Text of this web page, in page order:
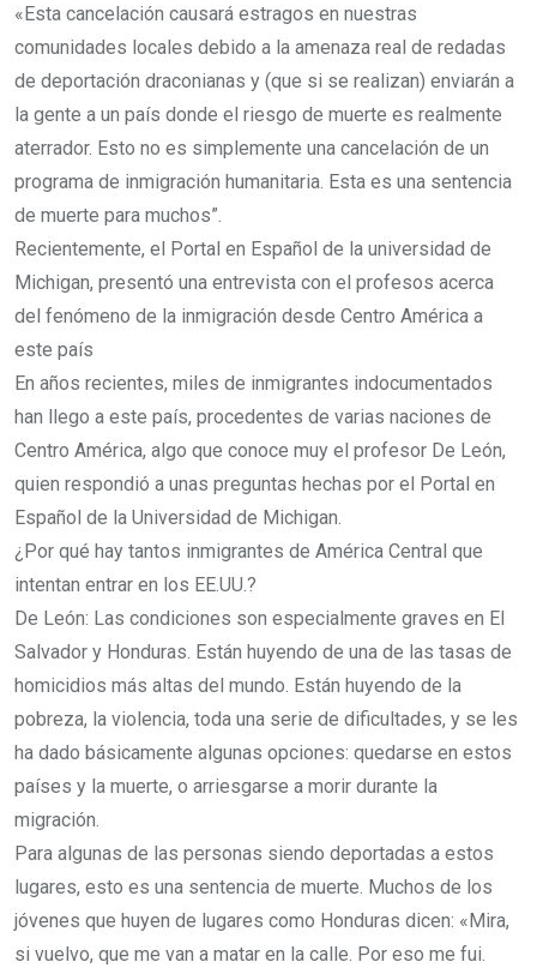
«Esta cancelación causará estragos en nuestras
comunidades locales debido a la amenaza real de redadas
de deportación draconianas y (que si se realizan) enviarán a
la gente a un país donde el riesgo de muerte es realmente
aterrador. Esto no es simplemente una cancelación de un
programa de inmigración humanitaria. Esta es una sentencia
de muerte para muchos”.
Recientemente, el Portal en Español de la universidad de
Michigan, presentó una entrevista con el profesos acerca
del fenómeno de la inmigración desde Centro América a
este país
En años recientes, miles de inmigrantes indocumentados
han llego a este país, procedentes de varias naciones de
Centro América, algo que conoce muy el profesor De León,
quien respondió a unas preguntas hechas por el Portal en
Español de la Universidad de Michigan.
¿Por qué hay tantos inmigrantes de América Central que
intentan entrar en los EE.UU.?
De León: Las condiciones son especialmente graves en El
Salvador y Honduras. Están huyendo de una de las tasas de
homicidios más altas del mundo. Están huyendo de la
pobreza, la violencia, toda una serie de dificultades, y se les
ha dado básicamente algunas opciones: quedarse en estos
países y la muerte, o arriesgarse a morir durante la
migración.
Para algunas de las personas siendo deportadas a estos
lugares, esto es una sentencia de muerte. Muchos de los
jóvenes que huyen de lugares como Honduras dicen: «Mira,
si vuelvo, que me van a matar en la calle. Por eso me fui.